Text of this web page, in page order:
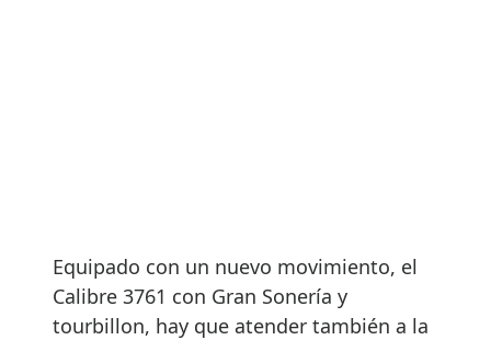
Equipado con un nuevo movimiento, el
Calibre 3761 con Gran Sonería y
tourbillon, hay que atender también a la